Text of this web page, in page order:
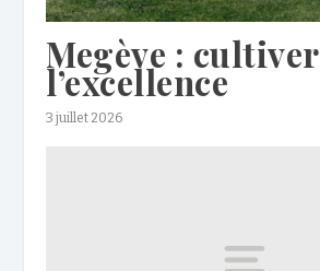
Megève : cultiver
l’excellence
3 juillet 2026